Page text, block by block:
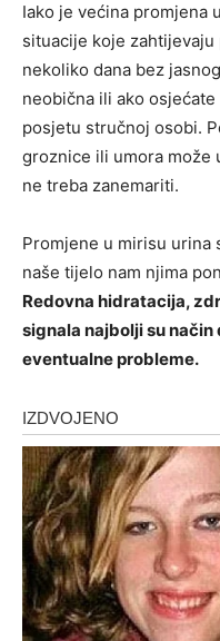
Iako je većina promjena
situacije koje
nekoliko dana bez
neobična ili ako
posjetu stručnoj osobi.
groznice ili umora može
ne treba zanemariti.
Promjene u mirisu urina
naše tijelo nam njima
Redovna hidratacija,
signala najbolji su
eventualne probleme.